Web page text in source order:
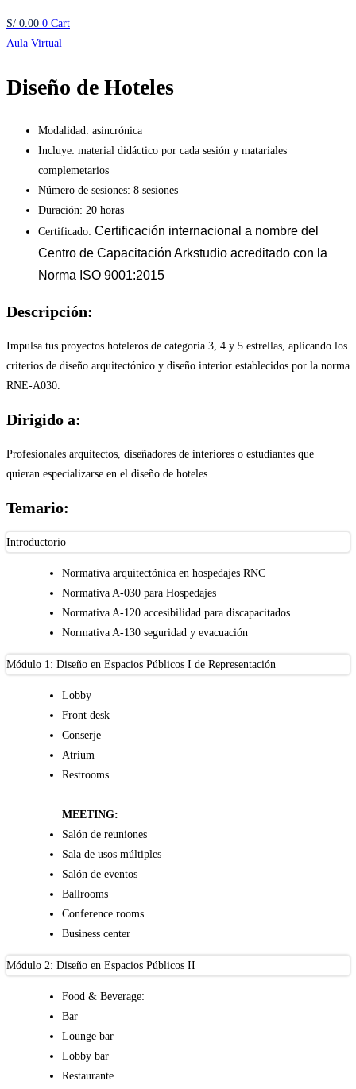
S/ 0.00 0 Cart
Aula Virtual
Diseño de Hoteles
Modalidad: asincrónica
Incluye: material didáctico por cada sesión y matariales
complemetarios
Número de sesiones: 8 sesiones
Duración: 20 horas
Certificado: Certificación internacional a nombre del
Centro de Capacitación Arkstudio acreditado con la
Norma ISO 9001:2015
Descripción:
Impulsa tus proyectos hoteleros de categoría 3, 4 y 5 estrellas, aplicando los
criterios de diseño arquitectónico y diseño interior establecidos por la norma
RNE-A030.
Dirigido a:
Profesionales arquitectos, diseñadores de interiores o estudiantes que
quieran especializarse en el diseño de hoteles.
Temario:
Introductorio
Normativa arquitectónica en hospedajes RNC
Normativa A-030 para Hospedajes
Normativa A-120 accesibilidad para discapacitados
Normativa A-130 seguridad y evacuación
Módulo 1: Diseño en Espacios Públicos I de Representación
Lobby
Front desk
Conserje
Atrium
Restrooms
MEETING:
Salón de reuniones
Sala de usos múltiples
Salón de eventos
Ballrooms
Conference rooms
Business center
Módulo 2: Diseño en Espacios Públicos II
Food & Beverage:
Bar
Lounge bar
Lobby bar
Restaurante